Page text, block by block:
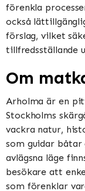
förenkla
också
förslag, vilket
tillfredsställande
Om
Arholma är en
Stockholms
vackra natur,
som guidar båtar
avlägsna läge
besökare att
som förenklar